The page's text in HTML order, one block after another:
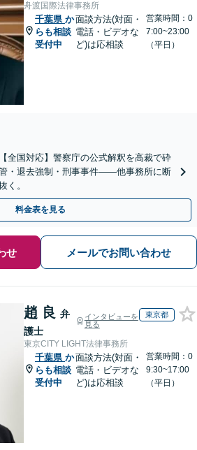
舟渡国際法律事務所
千葉県 か
らも相談
受付中
面談方法(対面・
電話・ビデオな
ど)は応相談
営業時間：0
7:00~23:00
（平日）
全国対応】警察庁の公式解釈を高裁で砕
・退去強制・刑事事件——他事務所に断
く。
料金表を見る
せ メールでお問い合わせ
趙 良 弁
護士
インタビューを
見る
東京都
東京CITY LIGHT法律事務所
千葉県 か
らも相談
受付中
面談方法(対面・
電話・ビデオな
ど)は応相談
営業時間：0
9:30~17:00
（平日）